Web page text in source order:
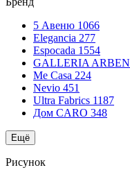
5 Авеню 1066
Elegancia 277
Espocada 1554
GALLERIA ARBEN
Me Casa 224
Nevio 451
Ultra Fabrics 1187
Дом CARO 348
Ещё
Рисунок